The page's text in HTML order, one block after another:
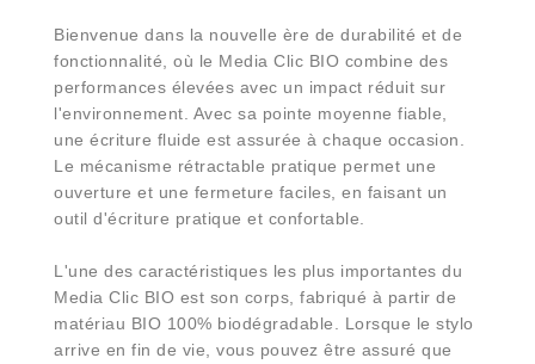
Bienvenue dans la nouvelle ère de durabilité et de
fonctionnalité, où le Media Clic BIO combine des
performances élevées avec un impact réduit sur
l'environnement. Avec sa pointe moyenne fiable,
une écriture fluide est assurée à chaque occasion.
Le mécanisme rétractable pratique permet une
ouverture et une fermeture faciles, en faisant un
outil d'écriture pratique et confortable.
L'une des caractéristiques les plus importantes du
Media Clic BIO est son corps, fabriqué à partir de
matériau BIO 100% biodégradable. Lorsque le stylo
arrive en fin de vie, vous pouvez être assuré que